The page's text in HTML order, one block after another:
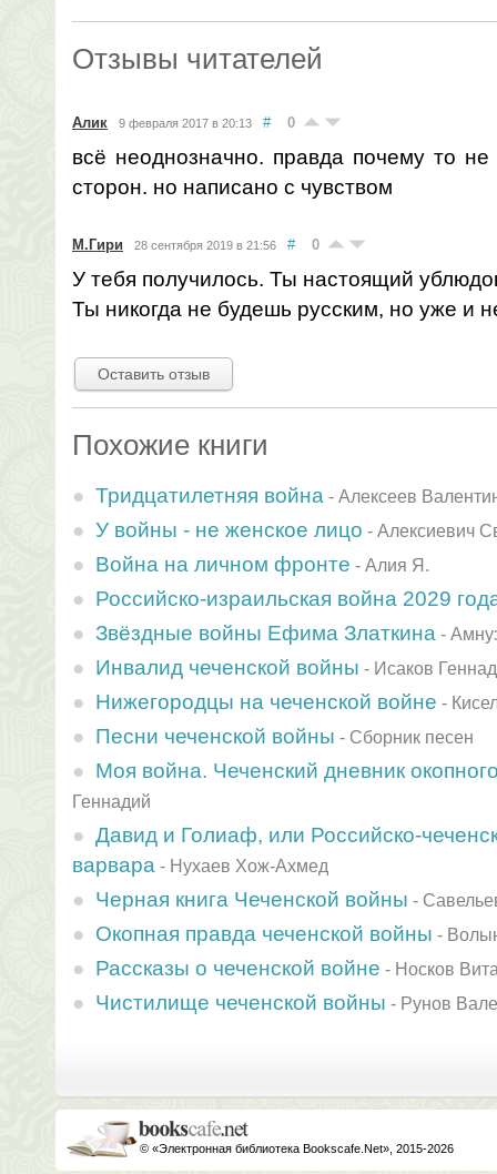
Отзывы читателей
Алик 9 февраля 2017 в 20:13 # 0
всё неоднозначно. правда почему то
сторон. но написано с чувством
М.Гири 28 сентября 2019 в 21:56 # 0
У тебя получилось. Ты настоящий
Ты никогда не будешь русским, но уже и
Оставить отзыв
Похожие книги
Тридцатилетняя война - Алексеев
У войны - не женское лицо - Алексиевич
Война на личном фронте - Алия Я.
Российско-израильская война 2029
Звёздные войны Ефима Златкина -
Инвалид чеченской войны - Исаков
Нижегородцы на чеченской войне -
Песни чеченской войны - Сборник песен
Моя война. Чеченский дневник
Геннадий
Давид и Голиаф, или Российско-
варвара - Нухаев Хож-Ахмед
Черная книга Чеченской войны -
Окопная правда чеченской войны -
Рассказы о чеченской войне - Носков
Чистилище чеченской войны - Рунов
© «Электронная библиотека Bookscafe.Net», 2015-2026